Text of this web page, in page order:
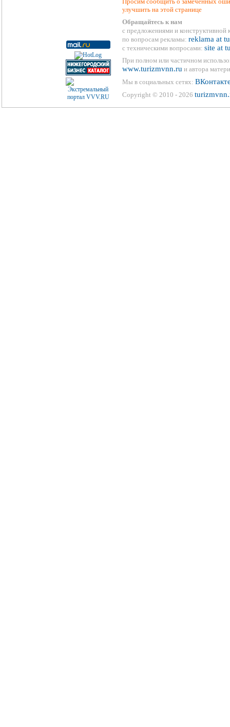
улучшить на этой странице
Обращайтесь к нам
с предложениями и конструктивной
по вопросам рекламы: reklama at
с техническими вопросами: site at
При полном или частичном
www.turizmvnn.ru и автора
Мы в социальных сетях:
Copyright © 2010 - 2026